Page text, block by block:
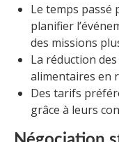
Le temps passé
planifier
des missions
La réduction
alimentaires en
Des tarifs
grâce à leurs